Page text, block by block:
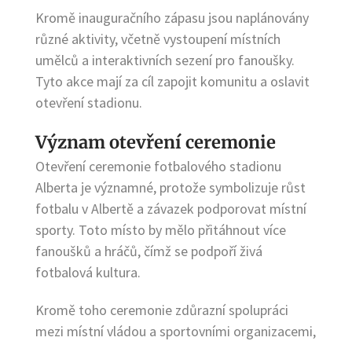
Kromě inauguračního zápasu jsou naplánovány
různé aktivity, včetně vystoupení místních
umělců a interaktivních sezení pro fanoušky.
Tyto akce mají za cíl zapojit komunitu a oslavit
otevření stadionu.
Význam otevření ceremonie
Otevření ceremonie fotbalového stadionu
Alberta je významné, protože symbolizuje růst
fotbalu v Albertě a závazek podporovat místní
sporty. Toto místo by mělo přitáhnout více
fanoušků a hráčů, čímž se podpoří živá
fotbalová kultura.
Kromě toho ceremonie zdůrazní spolupráci
mezi místní vládou a sportovními organizacemi,